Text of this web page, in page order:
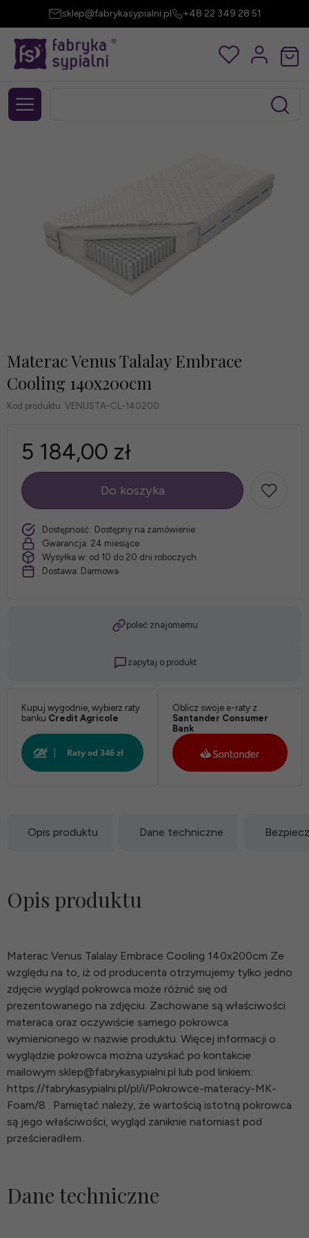
sklep@fabrykasypialni.pl +48 22 349 28 51
Materac Venus Talalay Embrace
Cooling 140x200cm
Kod produktu: VENUSTA-CL-140200
5 184,00 zł
szt.
Do koszyka
Dostępność: Dostępny na zamówienie
Gwarancja: 24 miesiące
Wysyłka w: od 10 do 20 dni roboczych
Dostawa: Darmowa
poleć znajomemu
zapytaj o produkt
Kupuj wygodnie, wybierz raty
banku Credit Agricole
Oblicz swoje e-raty z
Santander Consumer
Bank
Opis produktu Dane techniczne
Opis produktu
Materac Venus Talalay Embrace Cooling 140x200cm Ze
względu na to, iż od producenta otrzymujemy tylko jedno
zdjęcie wygląd pokrowca może różnić się od
prezentowanego na zdjęciu. Zachowane są właściwości
materaca oraz oczywiście samego pokrowca
wymienionego w nazwie produktu. Więcej informacji o
wyglądzie pokrowca można uzyskać po kontakcie
mailowym sklep@fabrykasypialni.pl lub pod linkiem:
https://fabrykasypialni.pl/pl/i/Pokrowce-materacy-MK-
Foam/8 . Pamiętać należy, że wartością istotną pokrowca
są jego właściwości, wygląd zaniknie natomiast pod
prześcieradłem.
Dane techniczne